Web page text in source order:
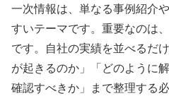
一次情報は、単なる事例紹介
すいテーマです。重要なのは
です。自社の実績を並べるだ
が起きるのか」「どのように
確認すべきか」まで整理する